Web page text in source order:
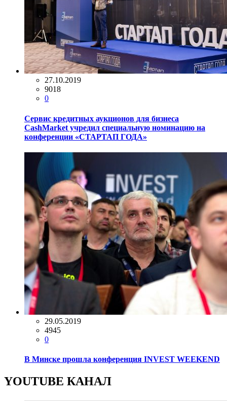
27.10.2019
9018
0
Сервис кредитных аукционов для бизнеса
CashMarket учредил специальную номинацию на
конференции «СТАРТАП ГОДА»
29.05.2019
4945
0
В Минске прошла конференция INVEST WEEKEND
YOUTUBE КАНАЛ